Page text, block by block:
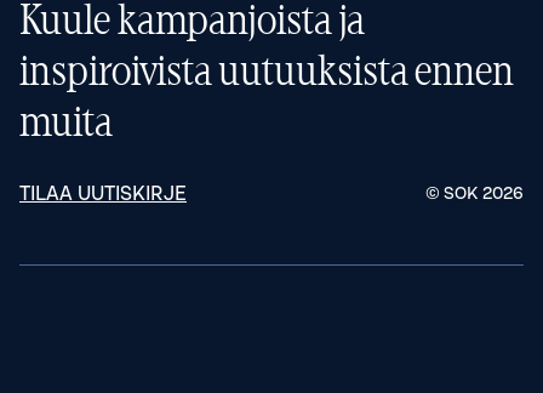
Kuule kampanjoista ja
inspiroivista uutuuksista ennen
muita
TILAA UUTISKIRJE © SOK 2026